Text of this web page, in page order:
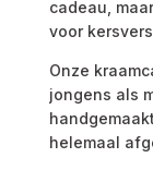
cadeau,
voor
Onze
jongens als
helemaal